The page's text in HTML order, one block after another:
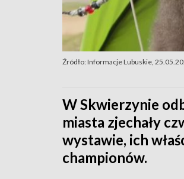
Źródło: Informacje Lubuskie,
W Skwierzynie
miasta zjechały
wystawie, ich
championów.